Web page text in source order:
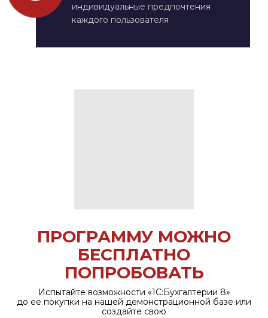
индивидуальные предпочтения
каждого пользователя
ПРОГРАММУ МОЖНО
БЕСПЛАТНО
ПОПРОБОВАТЬ
Испытайте возможности «1С:Бухгалтерии 8»
до ее покупки на нашей демонстрационной базе или
создайте свою